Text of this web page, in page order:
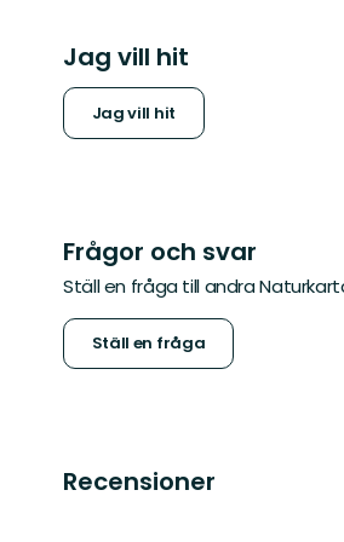
Jag vill hit
Jag vill hit
Frågor och svar
Ställ en fråga till andra
Ställ en fråga
Recensioner